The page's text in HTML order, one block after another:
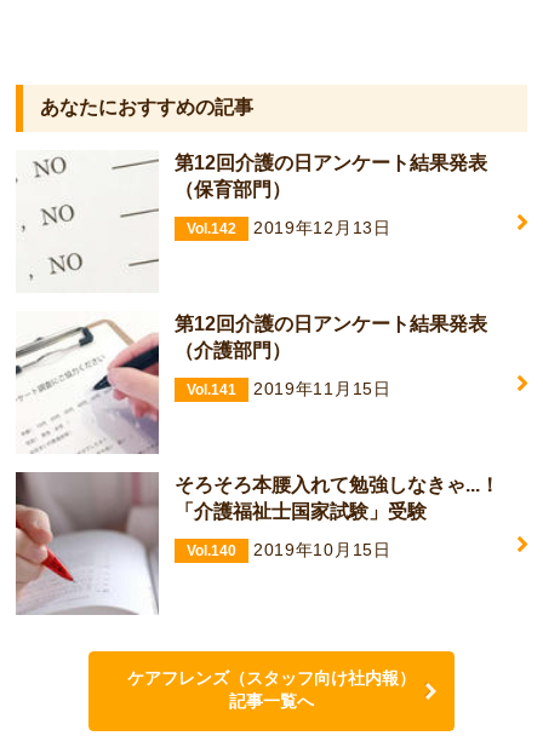
あなたにおすすめの記事
第12回介護の日アンケート結果発表
（保育部門）
Vol.142 2019年12月13日
第12回介護の日アンケート結果発表
（介護部門）
Vol.141 2019年11月15日
そろそろ本腰入れて勉強しなきゃ...！
「介護福祉士国家試験」受験
Vol.140 2019年10月15日
ケアフレンズ（スタッフ向け社内報）
記事一覧へ